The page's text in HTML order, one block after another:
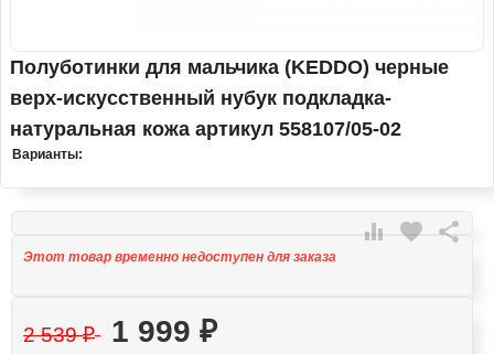
Полуботинки для мальчика (KEDDO) черные
верх-искусственный нубук подкладка-
натуральная кожа артикул 558107/05-02
Варианты:
 favorite 
Этот товар временно недоступен для заказа
2 539₽ 1 999 ₽